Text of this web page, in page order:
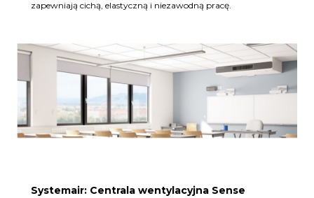
zapewniają cichą, elastyczną i niezawodną pracę.
Systemair: Centrala wentylacyjna Sense